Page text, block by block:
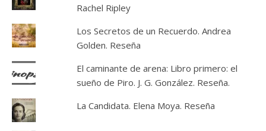
Rachel Ripley
Los Secretos de un Recuerdo. Andrea
Golden. Reseña
El caminante de arena: Libro primero: el
sueño de Piro. J. G. González. Reseña.
La Candidata. Elena Moya. Reseña